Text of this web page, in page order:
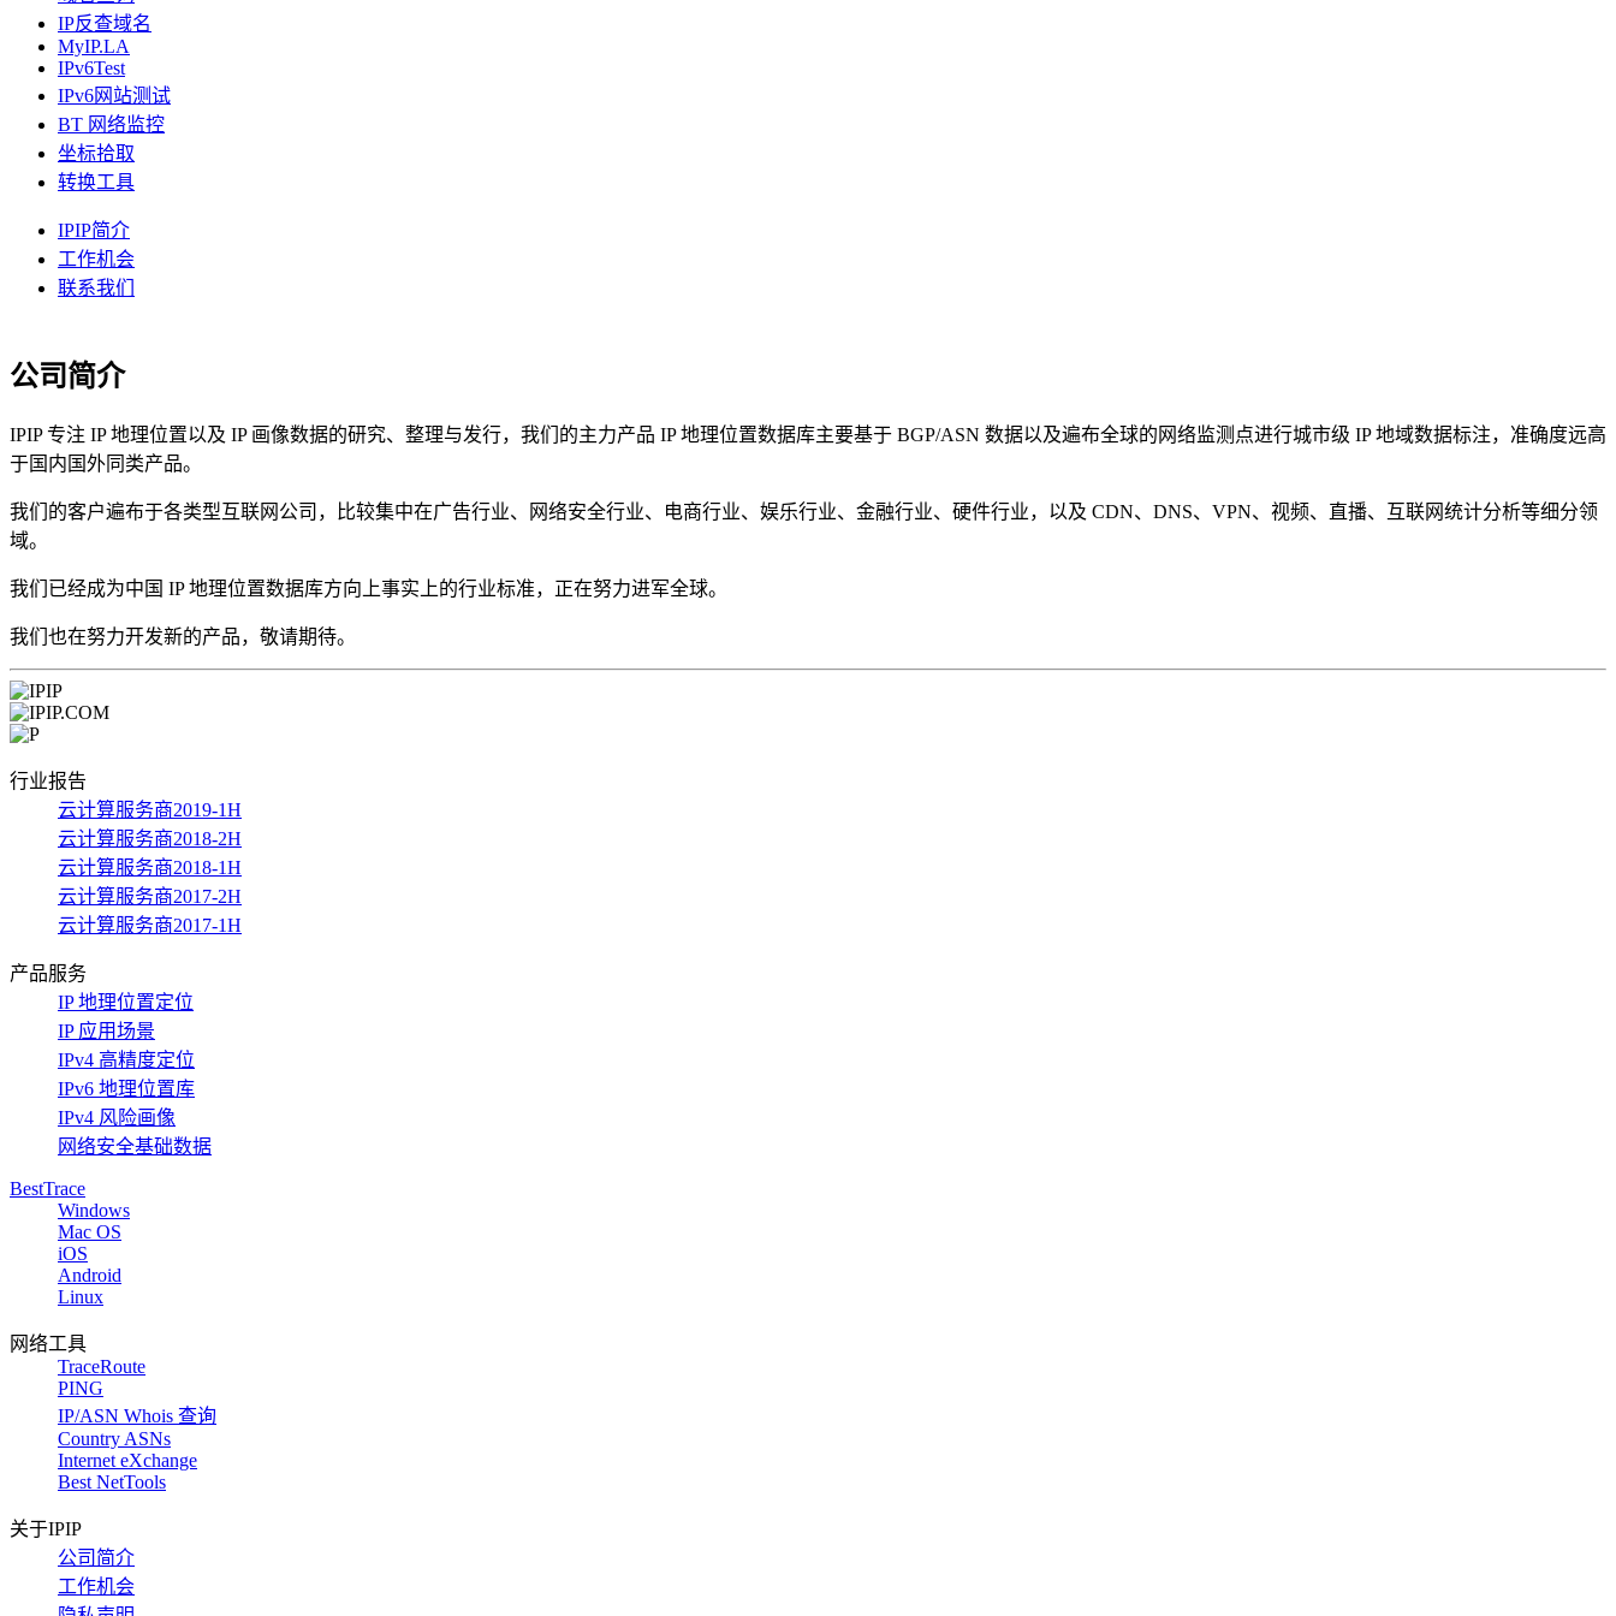
IP反查域名
MyIP.LA
IPv6Test
IPv6网站测试
BT 网络监控
坐标拾取
转换工具
IPIP简介
工作机会
联系我们
公司简介
IPIP 专注 IP 地理位置以及 IP 画像数据的研究、整理与发行，我们的主力产品 IP 地理位置数据库主要基于 BGP/ASN 数据以及遍布全球的网络监测点进行城市级 IP 地域数据标注，准确度远高
于国内国外同类产品。
我们的客户遍布于各类型互联网公司，比较集中在广告行业、网络安全行业、电商行业、娱乐行业、金融行业、硬件行业，以及 CDN、DNS、VPN、视频、直播、互联网统计分析等细分领
域。
我们已经成为中国 IP 地理位置数据库方向上事实上的行业标准，正在努力进军全球。
我们也在努力开发新的产品，敬请期待。
行业报告
云计算服务商2019-1H
云计算服务商2018-2H
云计算服务商2018-1H
云计算服务商2017-2H
云计算服务商2017-1H
产品服务
IP 地理位置定位
IP 应用场景
IPv4 高精度定位
IPv6 地理位置库
IPv4 风险画像
网络安全基础数据
BestTrace
Windows
Mac OS
iOS
Android
Linux
网络工具
TraceRoute
PING
IP/ASN Whois 查询
Country ASNs
Internet eXchange
Best NetTools
关于IPIP
公司简介
工作机会